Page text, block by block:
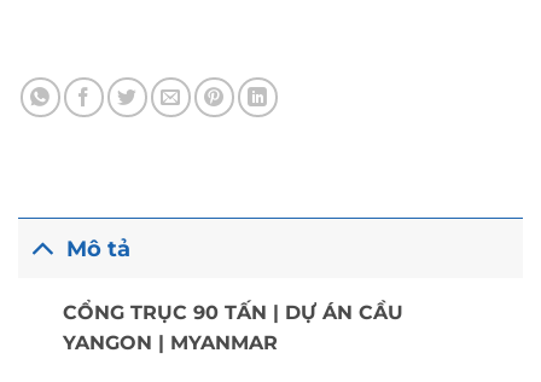
Mô tả
CỔNG TRỤC 90 TẤN | DỰ ÁN CẦU
YANGON | MYANMAR